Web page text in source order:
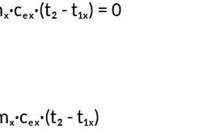
- t₁ₓ) = 0
- t₁ₓ)